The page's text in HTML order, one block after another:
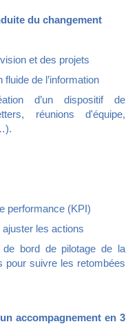
du changement
et des projets
fluide de l’information
d’un dispositif de
réunions d'équipe,
performance (KPI)
les actions
de bord de pilotage de la
pour suivre les retombées
accompagnement en 3